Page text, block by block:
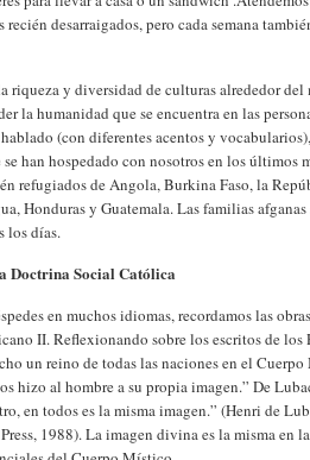
desarraigados, pero cada semana
riqueza y diversidad de culturas alrededor del
la humanidad que se encuentra en las
(con diferentes acentos y
han hospedado con nosotros en los últimos
refugiados de Angola, Burkina Faso, la
Honduras y Guatemala. Las familias afganas
los días.
Doctrina Social Católica
en muchos idiomas, recordamos las
II. Reflexionando sobre los escritos de los
un reino de todas las naciones en el
hizo al hombre a su propia imagen.” De
en todos es la misma imagen.” (Henri de
1988). La imagen divina es la misma en